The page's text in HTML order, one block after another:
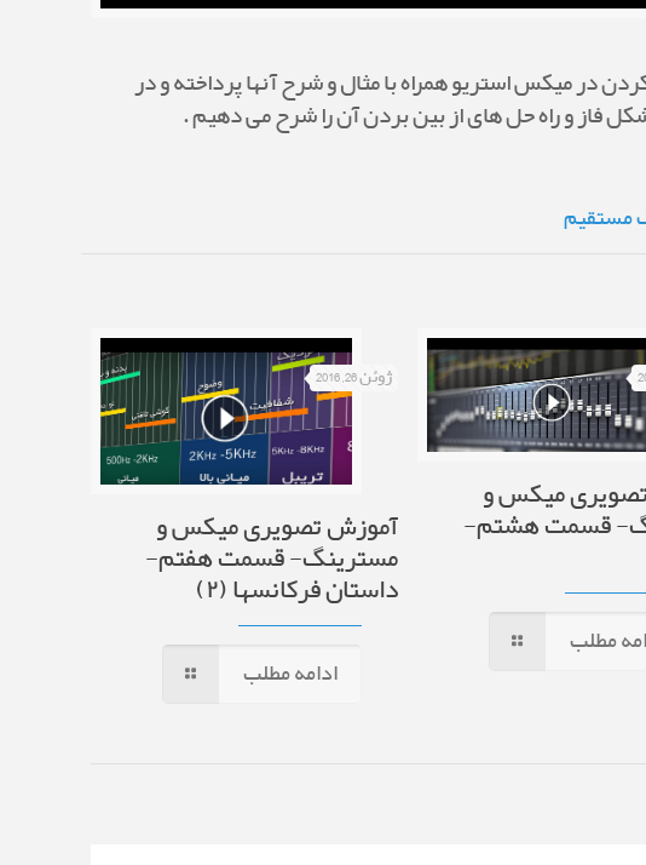
در میکس استریو همراه با مثال و شرح آنها پرداخته و در
فاز و راه حل های از بین بردن آن را شرح می دهیم .
مستقیم
میکس و
قسمت هشتم-
مطلب
ژوئن 26, 2016
آموزش تصویری میکس و
مسترینگ- قسمت هفتم-
داستان فرکانسها (۲)
ادامه مطلب